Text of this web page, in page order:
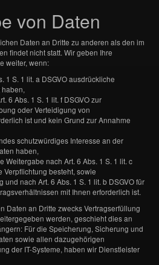
von Daten
Daten an Dritte zu anderen als den im
findet nicht statt. Wir geben Ihre
weiter, wenn:
1 S. 1 lit. a DSGVO ausdrückliche
6 Abs. 1 S. 1 lit. f DSGVO zur
oder Verteidigung von
ist und kein Grund zur Annahme
schutzwürdiges Interesse an der
haben,
Weitergabe nach Art. 6 Abs. 1 S. 1 lit. c
Verpflichtung besteht, sowie
und nach Art. 6 Abs. 1 S. 1 lit. b DSGVO für
mit Ihnen erforderlich ist.
Daten an Dritte zwecks Vertragserfüllung
werden, geschieht dies an
Für die Speicherung, Sicherung und
sowie allen dazugehörigen
der IT-Systeme, haben wir Dienstleister